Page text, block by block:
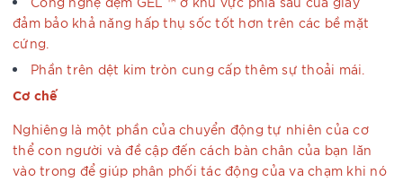
đảm bảo khả năng hấp thụ sốc tốt hơn trên các bề mặt
cứng.
Phần trên dệt kim tròn cung cấp thêm sự thoải mái.
Cơ chế
Nghiêng là một phần của chuyển động tự nhiên của cơ
thể con người và đề cập đến cách bàn chân của bạn lăn
vào trong để giúp phân phối tác động của va chạm khi nó